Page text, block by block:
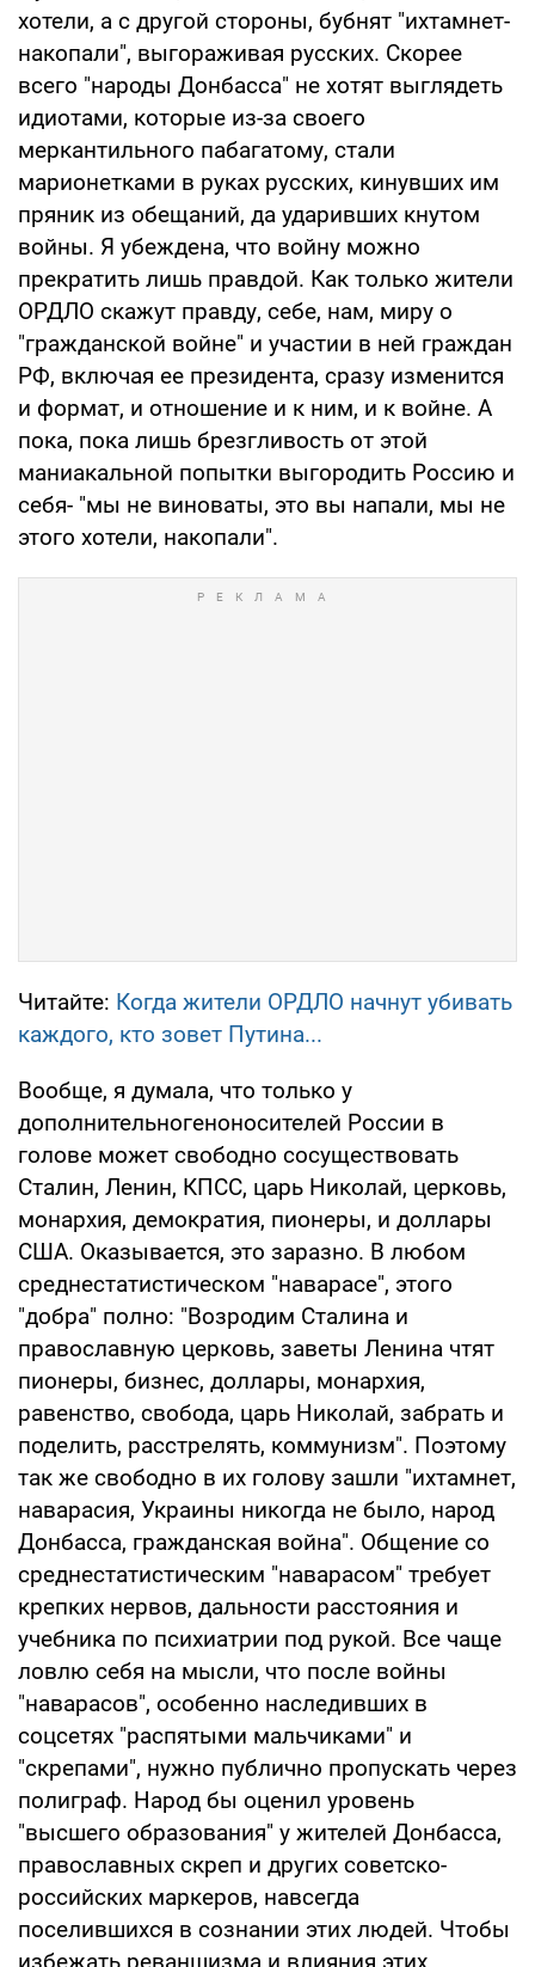
хотели, а с другой стороны, бубнят "ихтамнет-
накопали", выгораживая русских. Скорее
всего "народы Донбасса" не хотят выглядеть
идиотами, которые из-за своего
меркантильного пабагатому, стали
марионетками в руках русских, кинувших им
пряник из обещаний, да ударивших кнутом
войны. Я убеждена, что войну можно
прекратить лишь правдой. Как только жители
ОРДЛО скажут правду, себе, нам, миру о
"гражданской войне" и участии в ней граждан
РФ, включая ее президента, сразу изменится
и формат, и отношение и к ним, и к войне. А
пока, пока лишь брезгливость от этой
маниакальной попытки выгородить Россию и
себя- "мы не виноваты, это вы напали, мы не
этого хотели, накопали".
Читайте: Когда жители ОРДЛО начнут убивать
каждого, кто зовет Путина...
Вообще, я думала, что только у
дополнительногеноносителей России в
голове может свободно сосуществовать
Сталин, Ленин, КПСС, царь Николай, церковь,
монархия, демократия, пионеры, и доллары
США. Оказывается, это заразно. В любом
среднестатистическом "наварасе", этого
"добра" полно: "Возродим Сталина и
православную церковь, заветы Ленина чтят
пионеры, бизнес, доллары, монархия,
равенство, свобода, царь Николай, забрать и
поделить, расстрелять, коммунизм". Поэтому
так же свободно в их голову зашли "ихтамнет,
наварасия, Украины никогда не было, народ
Донбасса, гражданская война". Общение со
среднестатистическим "наварасом" требует
крепких нервов, дальности расстояния и
учебника по психиатрии под рукой. Все чаще
ловлю себя на мысли, что после войны
"наварасов", особенно наследивших в
соцсетях "распятыми мальчиками" и
"скрепами", нужно публично пропускать через
полиграф. Народ бы оценил уровень
"высшего образования" у жителей Донбасса,
православных скреп и других советско-
российских маркеров, навсегда
поселившихся в сознании этих людей. Чтобы
избежать реваншизма и влияния этих